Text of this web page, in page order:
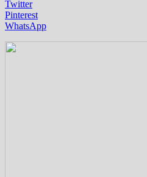
Twitter
Pinterest
WhatsApp